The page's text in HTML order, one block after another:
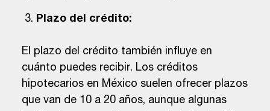
Plazo del crédito:
El plazo del crédito también influye en
cuánto puedes recibir. Los créditos
hipotecarios en México suelen ofrecer plazos
que van de 10 a 20 años, aunque algunas